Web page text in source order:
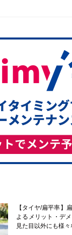
【タイヤ/扁平率】
よるメリット・デ
見た目以外にも様々